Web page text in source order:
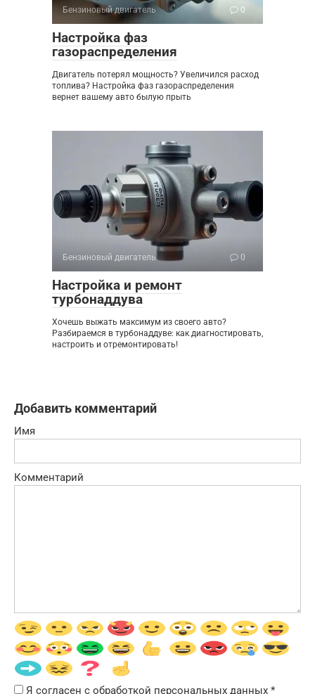
Бензиновый двигатель 0
Настройка фаз
газораспределения
Двигатель потерял мощность? Увеличился расход
топлива? Настройка фаз газораспределения
вернет вашему авто былую прыть
Бензиновый двигатель 0
Настройка и ремонт
турбонаддува
Хочешь выжать максимум из своего авто?
Разбираемся в турбонаддуве: как диагностировать,
настроить и отремонтировать!
Добавить комментарий
Имя
Комментарий
Я согласен с обработкой персональных данных *